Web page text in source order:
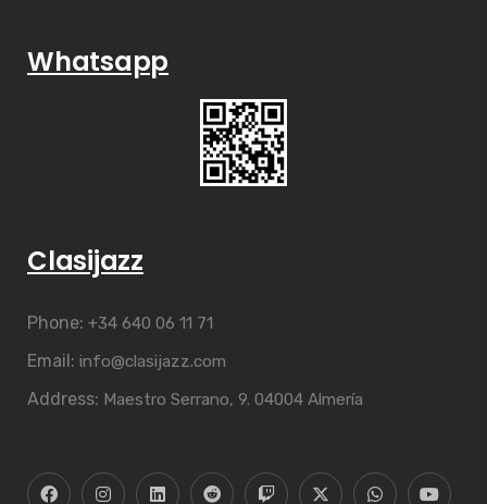
Whatsapp
Clasijazz
Phone: +34 640 06 11 71
Email: info@clasijazz.com
Address: Maestro Serrano, 9. 04004 Almería